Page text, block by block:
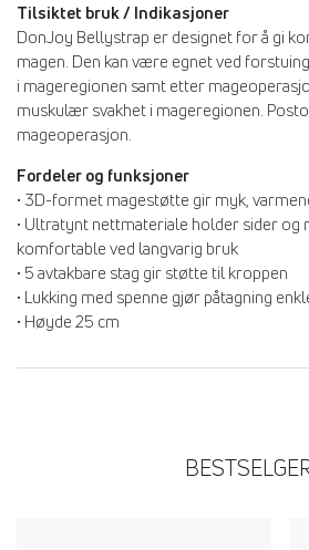
Tilsiktet bruk / Indikasjoner
DonJoy Bellystrap er designet for å gi
magen. Den kan være egnet ved
i mageregionen samt etter
muskulær svakhet i mageregionen.
mageoperasjon.
Fordeler og funksjoner
• 3D-formet magestøtte gir myk,
• Ultratynt nettmateriale holder sider og
komfortable ved langvarig bruk
• 5 avtakbare stag gir støtte til kroppen
• Lukking med spenne gjør påtagning
• Høyde 25 cm